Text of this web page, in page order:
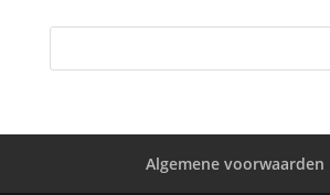
Algemene voorwaarden